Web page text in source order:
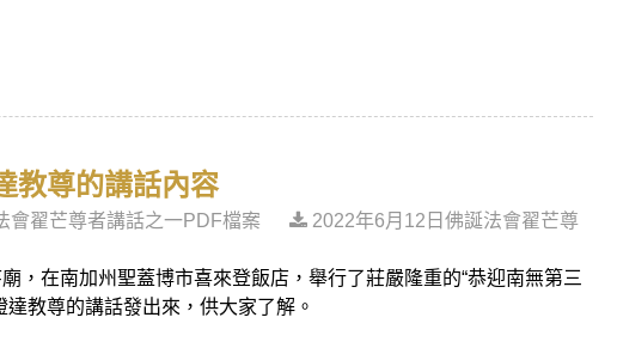
教尊的講話內容
會翟芒尊者講話之一PDF檔案
2022年6月12日佛誕法會翟芒尊
，在南加州聖蓋博市喜來登飯店，舉行了莊嚴隆重的“恭迎南無第三
教尊的講話發出來，供大家了解。